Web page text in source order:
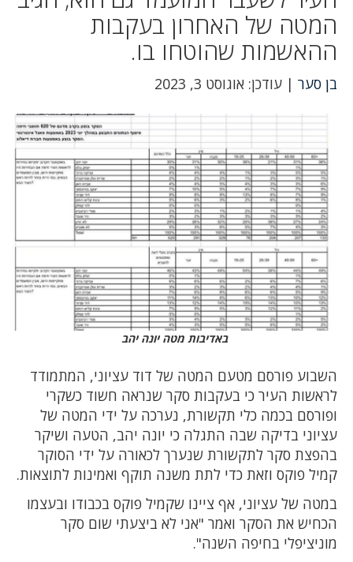
המטה של האחרון בעקבות
ההאשמות שהוטחו בו.
בן סער | עודכן: אוגוסט 3, 2023
באדיבות מטה יונה יהב
השבוע פורסם מטעם המטה של דוד עציוני, המתמודד
לראשות העיר כי בעקבות סקר שנראה חשוד כשקרי
ופורסם בכמה כלי תקשורת, נערכה על ידי המטה של
עציוני בדיקה שבה התגלה כי יונה יהב, הטעה ושיקר
בהפצת סקר לתקשורת שנערך לכאורה על ידי הסוקר
קמיל פוקס וזאת כדי לתת משנה תוקף ואמינות לתוצאות.
במטה של עציוני, אף ציינו שקמיל פוקס בכבודו ובעצמו
הכחיש את הסקר ואמר "אני לא ביצעתי שום סקר
מוניציפלי בחיפה השנה".